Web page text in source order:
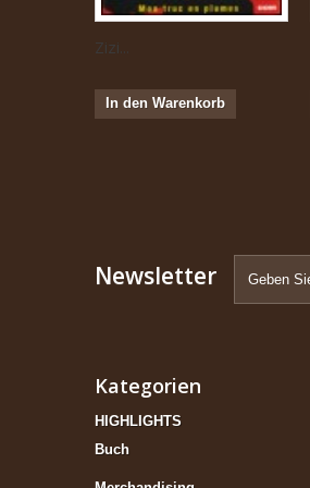
Zizi...
In den Warenkorb
Newsletter
Kategorien
HIGHLIGHTS
Buch